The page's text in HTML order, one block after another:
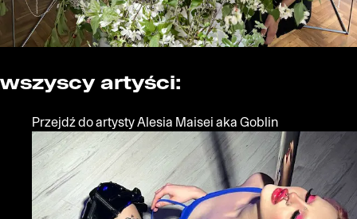
wszyscy artyści:
Przejdź do artysty Alesia Maisei aka Goblin